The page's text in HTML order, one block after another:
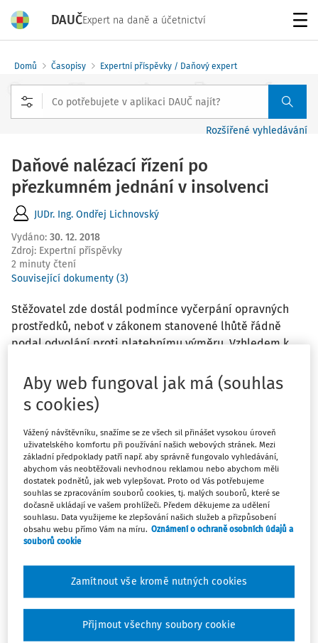
DAUČExpert na daně a účetnictví
Domů Časopisy Expertní příspěvky / Daňový expert
Rozšířené vyhledávání
Daňové nalézací řízení po
přezkumném jednání v insolvenci
JUDr. Ing. Ondřej Lichnovský
Vydáno: 30. 12. 2018
Zdroj: Expertní příspěvky
2 minuty čtení
Související dokumenty (3)
Stěžovatel zde dostál podmínce vyčerpání opravných
prostředků, neboť v zákonem stanovené lhůtě řádně
podal odvolání proti platebnímu výměru. Vzhledem k
tak zamezeno věcnému přezkumu rozhodnutí, stěžovatel
neměl možnost jiného řádného opravného prostředku,
který by mu zákon umožnil použít, a žaloba ve správním
soudnictví musí být za těchto okolností přípustná.
Jakákoliv jiná úvaha vede k tomu, že by rozhodnutí
správce daně o vyměření daně nebylo věcně
přezkoumatelné, což by odporovalo principu přezkumu
správních rozhodnutí soudem tak, jak je zakotven v čl. 36
odst. 2 Listiny základních práv a svobod . Ten uvádí, že
přezkum správních rozhodnutí lze vyloučit pouze
zákonem. Rozhodnou skutečností se tedy jeví zákonná
konstrukce zakládající jako následek provedení
přezkumného jednání dle insolvenčního zákona
zastavení nalézacího daňového řízení a nabytí právní
moci dosud nepravomocného rozhodnutí. Zákon však v
žádném ustanovení explicitně nestanoví vyloučení
Aby web fungoval jak má (souhlas
s cookies)
Vážený návštěvníku, snažíme se ze všech sil přinášet vysokou úroveň
uživatelského komfortu při používání našich webových stránek. Mezi
základní předpoklady patří např. aby správně fungovalo vyhledávání,
abychom vás neobtěžovali nevhodnou reklamou nebo abychom měli
dostatek podnětů, jak web vylepšovat. Proto od Vás potřebujeme
souhlas se zpracováním souborů cookies, tj. malých souborů, které se
dočasně ukládají ve vašem prohlížeči. Předem děkujeme za udělení
souhlasu. Data využijeme ke zlepšování našich služeb a přizpůsobení
obsahu webu přímo Vám na míru. Oznámení o ochraně osobních údajů a
souborů cookie
Zamítnout vše kromě nutných cookies
Přijmout všechny soubory cookie